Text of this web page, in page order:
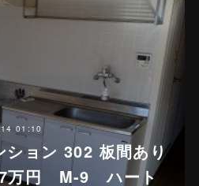
01:10
ション 302 板間あり
万円 M-9 ハート